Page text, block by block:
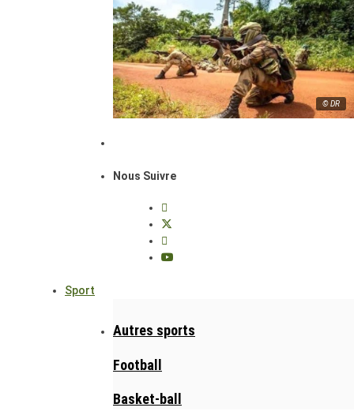
© DR
Nous Suivre
Sport
Autres sports
Football
Basket-ball